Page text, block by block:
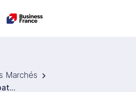
Marchés
L’aéronautique et spatial en Israël